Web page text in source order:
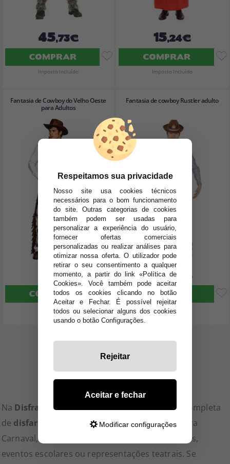
45,73€
COMPRAR
Imposto Incluído
15,24€
COMPRAR
Imposto Incluído
Fantasia de Cowboy do Velho Oeste
para Adultos
20,32€
COMPRAR
Imposto Incluído
Fantasia de cowboy Rustler adulto
20,32€
COMPRAR
Imposto Incluído
Na Disfraces TuyYooferecemos uma seleção completa
de disfarces históricos para homem, ideais para
Carnaval, Halloween, festas temáticas, recriações,
eventos escolares ou representações teatrais. Se
Respeitamos sua privacidade
Nosso site usa cookies técnicos
necessários para o bom funcionamento
do site. Outras categorias de cookies
também podem ser usadas para
personalizar a experiência do usuário,
fornecer ofertas comerciais
personalizadas ou realizar análises para
otimizar nossa oferta. O utilizador pode
retirar o seu consentimento a qualquer
momento, a partir do link «Política de
Cookies». Você também pode aceitar
todos os cookies clicando no botão
Aceitar e Fechar. É possível rejeitar
todos ou selecionar alguns dos cookies
usando o botão Configurações.
Rejeitar
Aceitar e fechar
Modificar configurações